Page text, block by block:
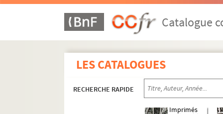
Catalogue
LES CATALOGUES
RECHERCHE RAPIDE
Imprimés